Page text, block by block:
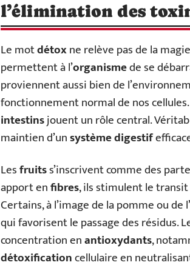
l’élimination des
Le motdétoxne relève pas de la
permettent à l’organismede se
proviennent aussi bien de
fonctionnement normal de nos
intestinsjouent un rôle central.
maintien d’unsystème digestif
Lesfruitss’inscrivent comme des
apport enfibres, ils stimulent le
Certains, à l’image de la pomme ou
qui favorisent le passage des résidus.
concentration enantioxydants,
détoxificationcellulaire en